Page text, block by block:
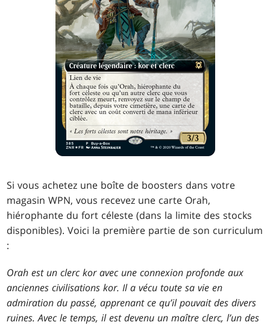
Si vous achetez une boîte de boosters dans votre
magasin WPN, vous recevez une carte Orah,
hiérophante du fort céleste (dans la limite des stocks
disponibles). Voici la première partie de son curriculum
:
Orah est un clerc kor avec une connexion profonde aux
anciennes civilisations kor. Il a vécu toute sa vie en
admiration du passé, apprenant ce qu’il pouvait des divers
ruines. Avec le temps, il est devenu un maître clerc, l’un des